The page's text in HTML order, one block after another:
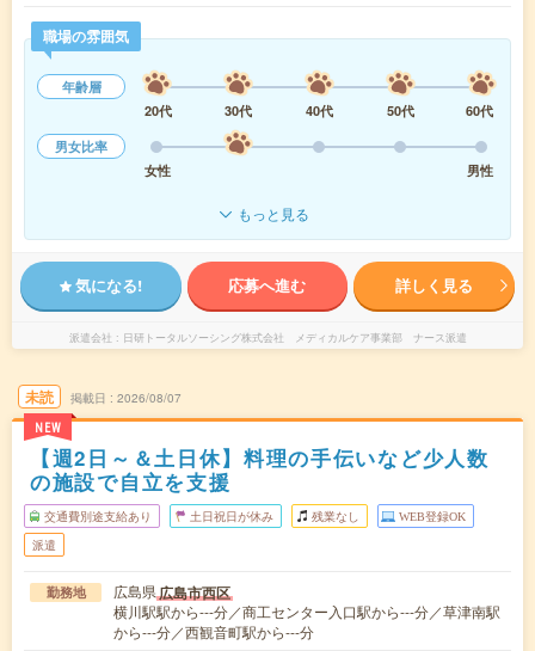
職場の雰囲気
年齢層
20代
30代 40代 50代
60代
男女比率
女性
男性
もっと見る
気になる! 応募へ進む 詳しく見る
派遣会社 日研トータルソーシング株式会社 メディカルケア事業部 ナース派遣
未読
NEW
掲載日 2026/08/07
【週2日～＆土日休】料理の手伝いなど少人数
の施設で自立を支援
交通費別途支給あり 土日祝日が休み 残業なし WEB登録OK
派遣
勤務地 広島県広島市西区
横川駅駅から---分／商工センター入口駅から---分／草津南駅
から---分／西観音町駅から---分